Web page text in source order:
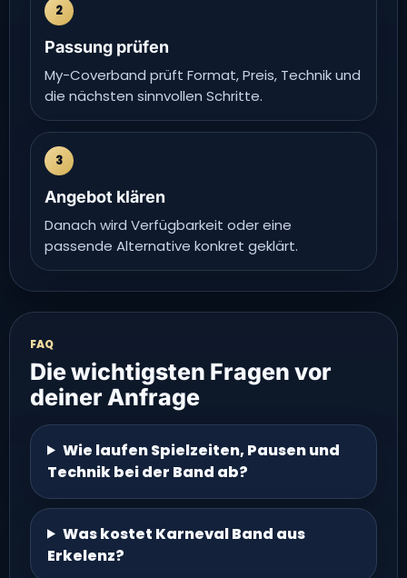
2
Passung prüfen
My-Coverband prüft Format, Preis, Technik und
die nächsten sinnvollen Schritte.
3
Angebot klären
Danach wird Verfügbarkeit oder eine
passende Alternative konkret geklärt.
FAQ
Die wichtigsten Fragen vor
deiner Anfrage
Wie laufen Spielzeiten, Pausen und
Technik bei der Band ab?
Was kostet Karneval Band aus
Erkelenz?